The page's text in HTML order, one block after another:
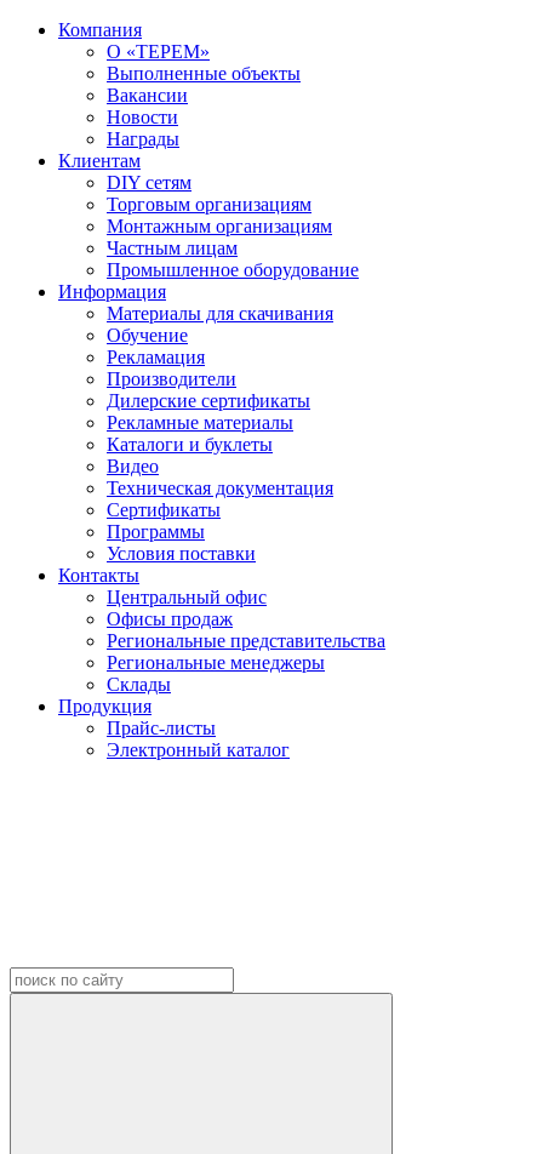
Компания
О «ТЕРЕМ»
Выполненные объекты
Вакансии
Новости
Награды
Клиентам
DIY сетям
Торговым организациям
Монтажным организациям
Частным лицам
Промышленное оборудование
Информация
Материалы для скачивания
Обучение
Рекламация
Производители
Дилерские сертификаты
Рекламные материалы
Каталоги и буклеты
Видео
Техническая документация
Сертификаты
Программы
Условия поставки
Контакты
Центральный офис
Офисы продаж
Региональные представительства
Региональные менеджеры
Склады
Продукция
Прайс-листы
Электронный каталог